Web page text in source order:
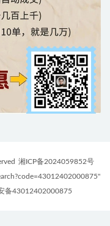
湘ICP备2024059852号
备43012402000875